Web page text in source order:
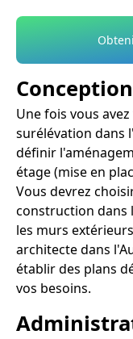
Une fois vous
surélévation dans
définir
étage (mise en
Vous devrez
construction dans
les murs
architecte dans
établir des plans
vos besoins.